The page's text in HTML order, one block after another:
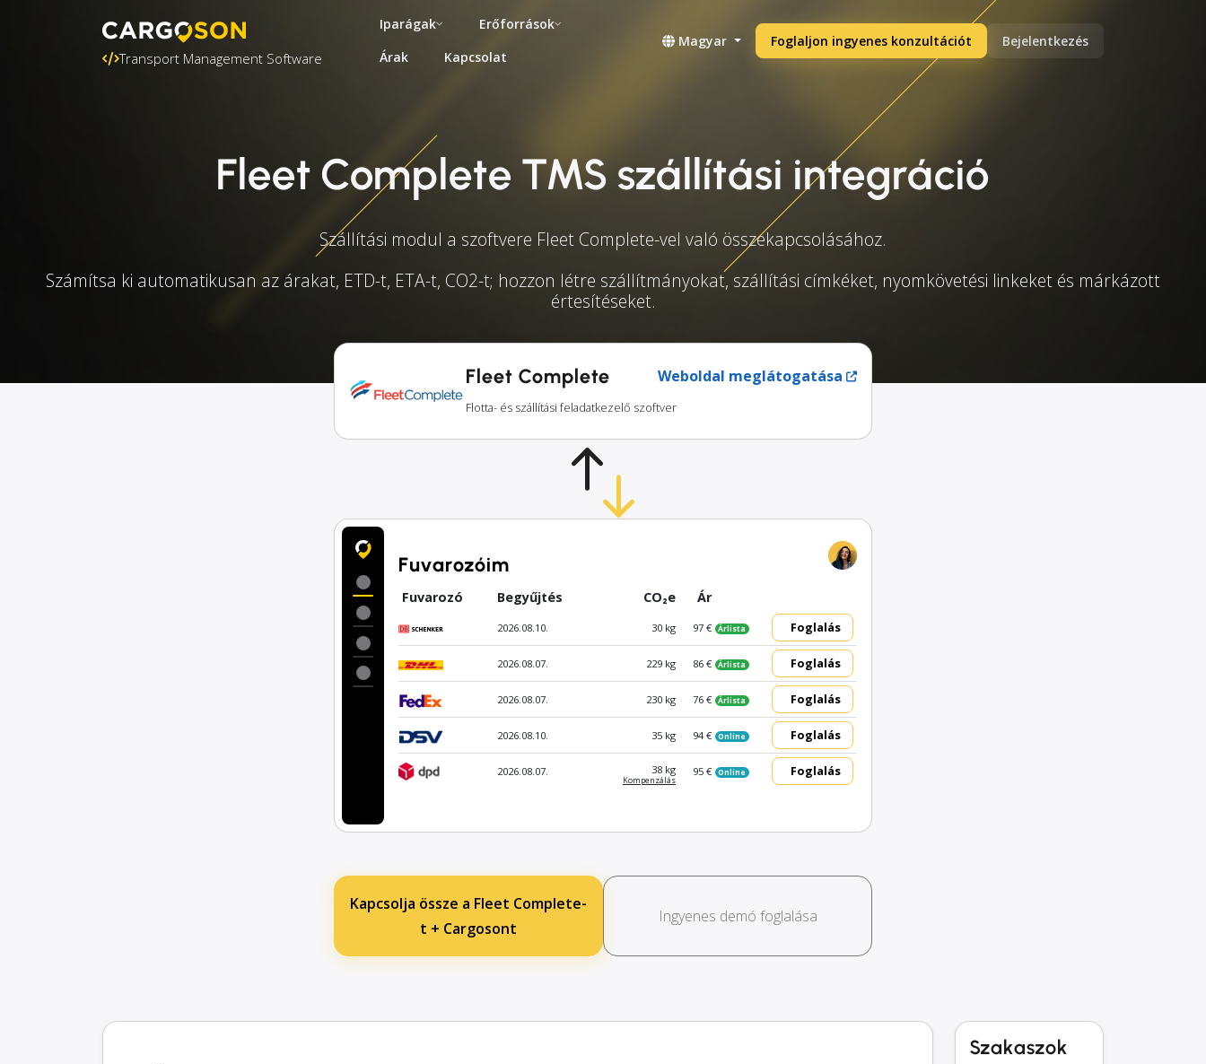
Transport Management Software
Iparágak
Erőforrások
Árak
Kapcsolat
Magyar Foglaljon ingyenes konzultációt Bejelentkezés
Fleet Complete TMS szállítási integráció
Szállítási modul a szoftvere Fleet Complete-vel való összekapcsolásához.
Számítsa ki automatikusan az árakat, ETD-t, ETA-t, CO2-t; hozzon létre szállítmányokat, szállítási címkéket, nyomkövetési linkeket és márkázott
értesítéseket.
Fleet Complete Weboldal meglátogatása
Flotta- és szállítási feladatkezelő szoftver
Fuvarozóim
Fuvarozó Begyűjtés CO₂e Ár
2026.08.10. 30 kg 97 € Árlista Foglalás
2026.08.07. 229 kg 86 € Árlista Foglalás
2026.08.07. 230 kg 76 € Árlista Foglalás
2026.08.10. 35 kg 94 € Online Foglalás
2026.08.07. 38 kg
Kompen­zálás
95 € Online Foglalás
Kapcsolja össze a Fleet Complete-
t + Cargosont
Ingyenes demó foglalása
Szakaszok